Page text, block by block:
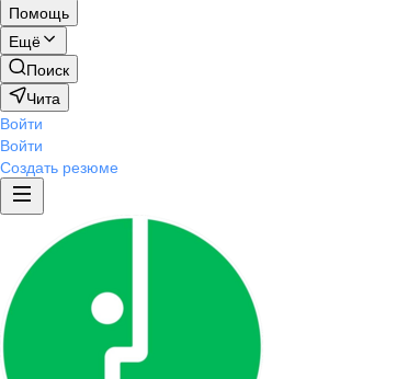
Помощь
Ещё
Поиск
Чита
Войти
Войти
Создать резюме